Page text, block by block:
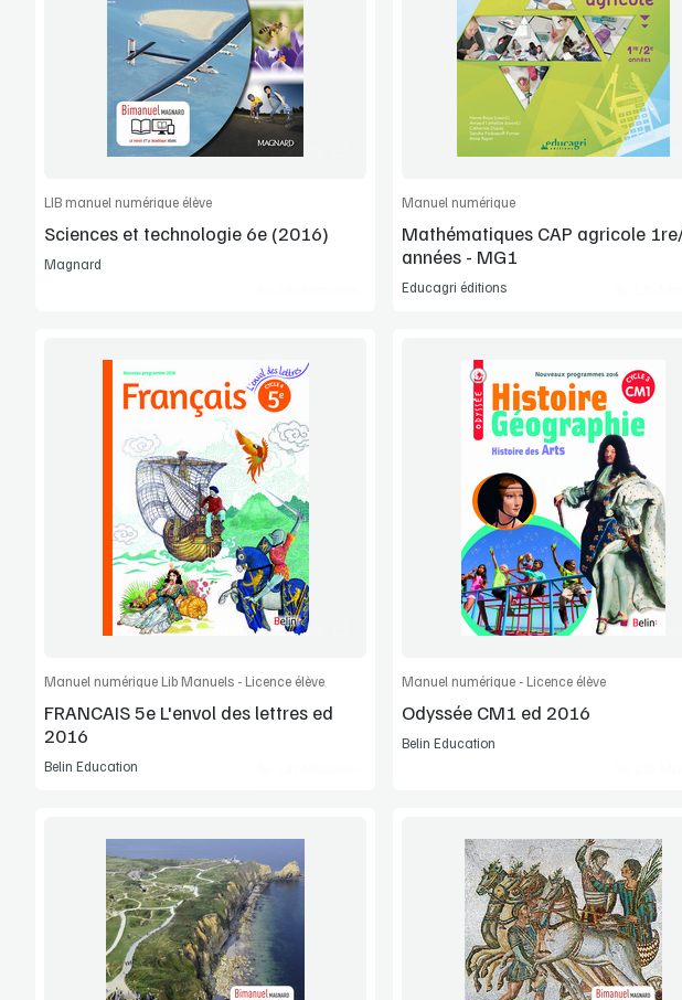
Manuel complet
Commander l'article
LIB manuel numérique élève
Sciences et technologie 6e (2016)
Magnard
Manuel complet
Commander l'article
Manuel numérique
Mathématiques CAP agricole
années - MG1
Educagri éditions
Voir la démo
Extrait
Commander l'article
Manuel numérique Lib Manuels - Licence élève
FRANCAIS 5e L'envol des lettres ed
2016
Belin Education
Voir la démo
Extrait
Commander l'article
Manuel numérique - Licence élève
Odyssée CM1 ed 2016
Belin Education
Voir la démo
Voir la démo